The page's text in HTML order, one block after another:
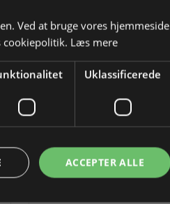
Ved at bruge vores hjemmeside
cookiepolitik. Læs mere
Uklassificerede
ACCEPTER ALLE